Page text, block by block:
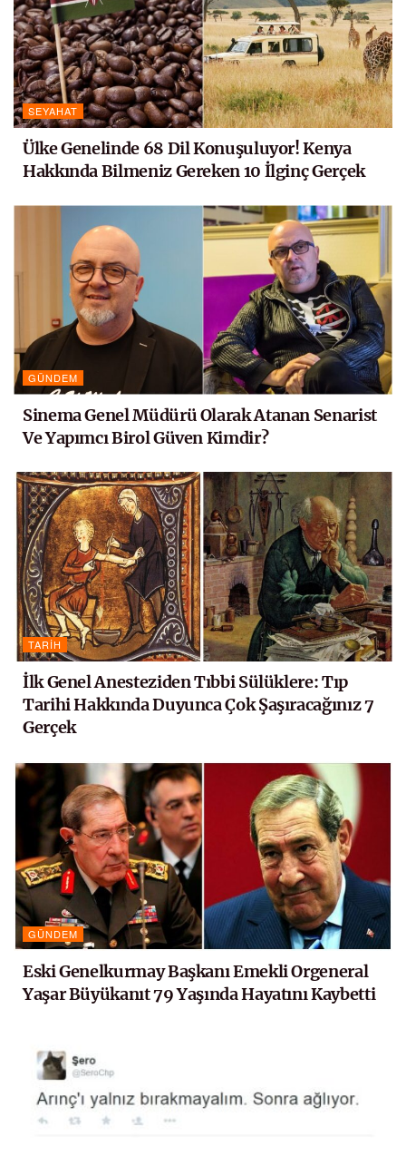
SEYAHAT
Ülke Genelinde 68 Dil Konuşuluyor! Kenya
Hakkında Bilmeniz Gereken 10 İlginç Gerçek
GÜNDEM
Sinema Genel Müdürü Olarak Atanan Senarist
Ve Yapımcı Birol Güven Kimdir?
TARIH
İlk Genel Anesteziden Tıbbi Sülüklere: Tıp
Tarihi Hakkında Duyunca Çok Şaşıracağınız 7
Gerçek
GÜNDEM
Eski Genelkurmay Başkanı Emekli Orgeneral
Yaşar Büyükanıt 79 Yaşında Hayatını Kaybetti